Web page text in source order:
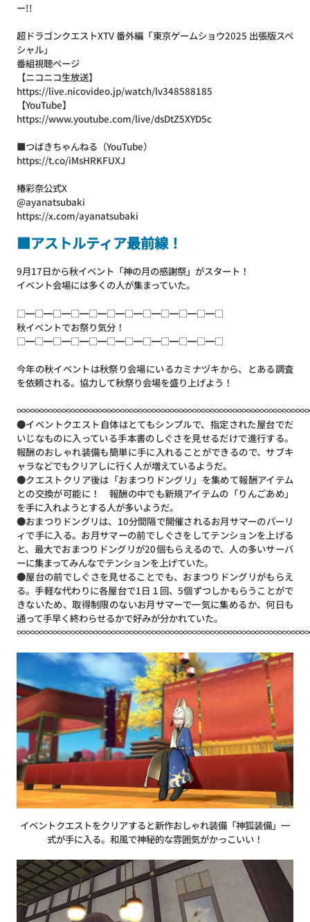
ー!!
超ドラゴンクエストXTV 番外編「東京ゲームショウ2025 出張版スペ
シャル」
番組視聴ページ
【ニコニコ生放送】
https://live.nicovideo.jp/watch/lv348588185
【YouTube】
https://www.youtube.com/live/dsDtZ5XYD5c
■つばきちゃんねる（YouTube）
https://t.co/iMsHRKFUXJ
椿彩奈公式X
@ayanatsubaki
https://x.com/ayanatsubaki
■アストルティア最前線！
9月17日から秋イベント「神の月の感謝祭」がスタート！
イベント会場には多くの人が集まっていた。
□━□━□━□━□━□━□━□━□━□━□━□
秋イベントでお祭り気分！
□━□━□━□━□━□━□━□━□━□━□━□
今年の秋イベントは秋祭り会場にいるカミナヅキから、とある調査
を依頼される。協力して秋祭り会場を盛り上げよう！
●イベントクエスト自体はとてもシンプルで、指定された屋台でだ
いじなものに入っている手本書のしぐさを見せるだけで進行する。
報酬のおしゃれ装備も簡単に手に入れることができるので、サブキ
ャラなどでもクリアしに行く人が増えているようだ。
●クエストクリア後は「おまつりドングリ」を集めて報酬アイテム
との交換が可能に！ 報酬の中でも新規アイテムの「りんごあめ」
を手に入れようとする人が多いようだ。
●おまつりドングリは、10分間隔で開催されるお月サマーのパーリ
ィで手に入る。お月サマーの前でしぐさをしてテンションを上げる
と、最大でおまつりドングリが20個もらえるので、人の多いサーバ
ーに集まってみんなでテンションを上げていた。
●屋台の前でしぐさを見せることでも、おまつりドングリがもらえ
る。手軽な代わりに各屋台で1日１回、5個ずつしかもらうことがで
きないため、取得制限のないお月サマーで一気に集めるか、何日も
通って手早く終わらせるかで好みが分かれていた。
イベントクエストをクリアすると新作おしゃれ装備「神狐装備」一
式が手に入る。和風で神秘的な雰囲気がかっこいい！